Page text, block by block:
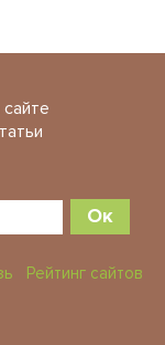
Ок
Рейтинг сайтов